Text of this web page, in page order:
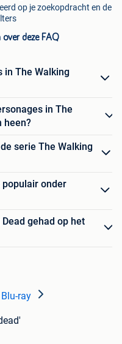
op je zoekopdracht en de
over deze FAQ
in The Walking
in The
heen?
serie The Walking
populair onder
gehad op het
Blu-ray